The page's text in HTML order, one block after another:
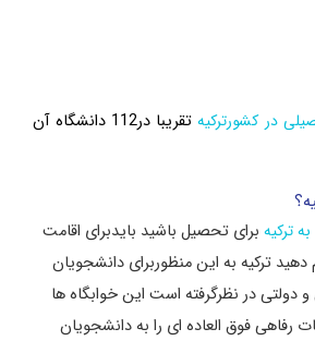
در کشورترکیه
تقریبا در112 دانشگاه آن
ترکیه برای تحصیل باشید بایدبرای اقامت
ترکیه به این منظوربرای دانشجویان
در نظرگرفته است این خوابگاه ها
رفاهی فوق العاده ای را به دانشجویان